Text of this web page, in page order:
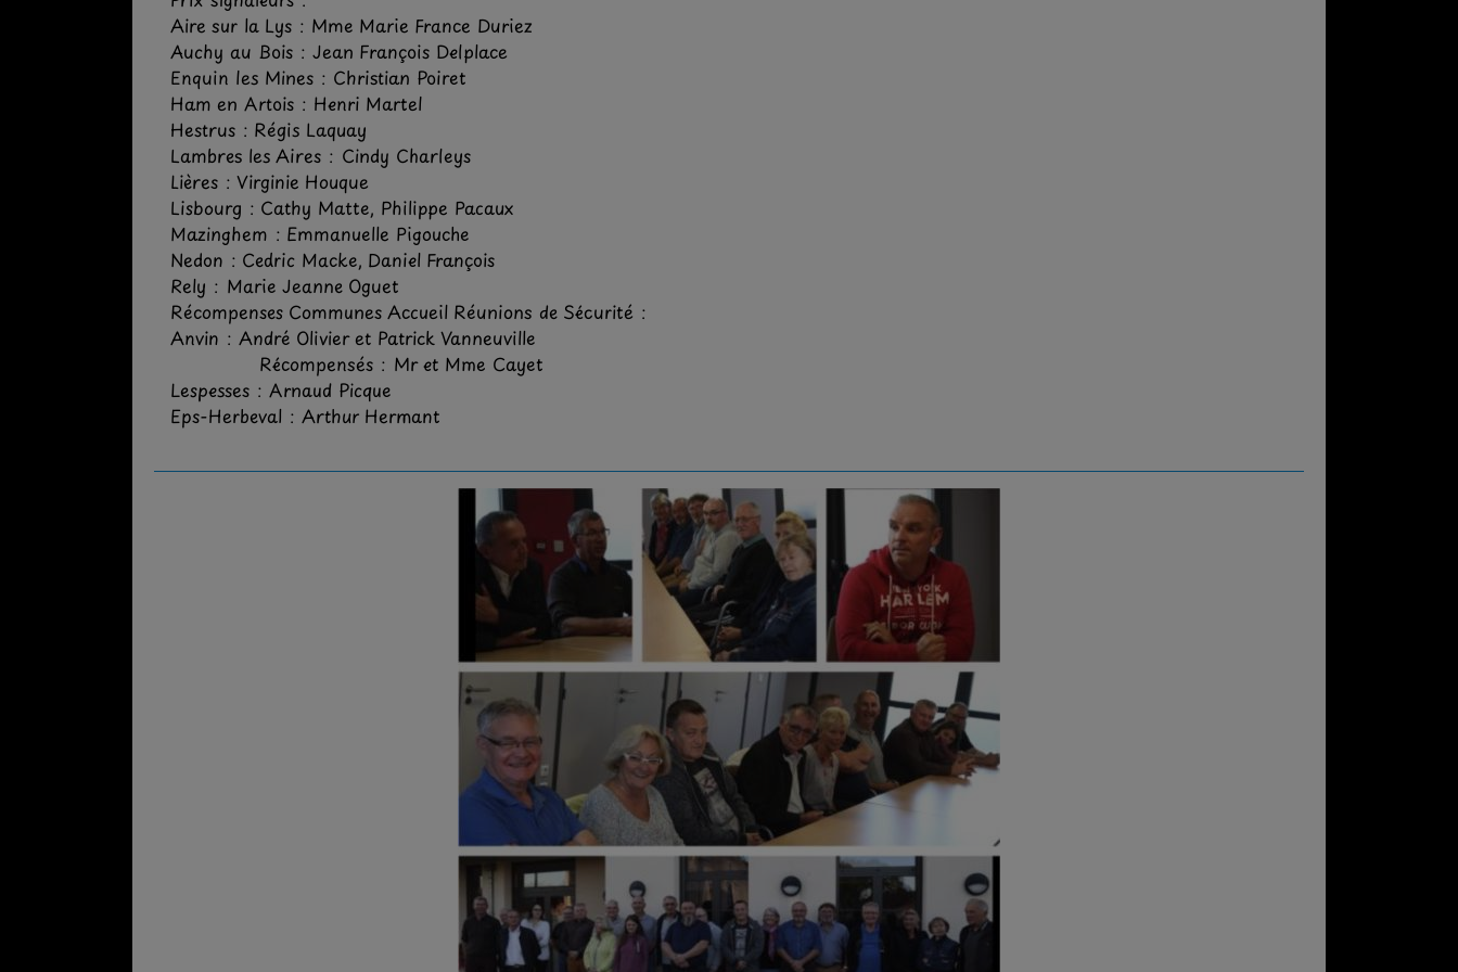
Aire sur la Lys : Mme Marie France Duriez
Auchy au Bois : Jean François Delplace
Enquin les Mines : Christian Poiret
Ham en Artois : Henri Martel
Hestrus : Régis Laquay
Lambres les Aires : Cindy Charleys
Lières : Virginie Houque
Lisbourg : Cathy Matte, Philippe Pacaux
Mazinghem : Emmanuelle Pigouche
Nedon : Cedric Macke, Daniel François
Rely : Marie Jeanne Oguet
Récompenses Communes Accueil Réunions de Sécurité :
Anvin : André Olivier et Patrick Vanneuville
Récompensés : Mr et Mme Cayet
Lespesses : Arnaud Picque
Eps-Herbeval : Arthur Hermant